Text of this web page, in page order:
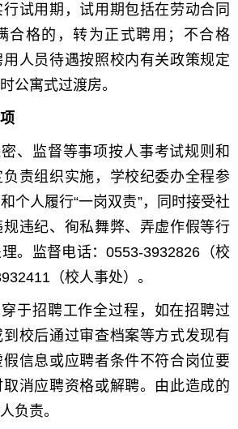
试用期，试用期包括在劳动合同
合格的，转为正式聘用；不合格
人员待遇按照校内有关政策规定
公寓式过渡房。
、监督等事项按人事考试规则和
责组织实施，学校纪委办全程参
个人履行“一岗双责”，同时接受社
违纪、徇私舞弊、弄虚作假等行
。监督电话：0553-3932826（校
（校人事处）。
于招聘工作全过程，如在招聘过
校后通过审查档案等方式发现有
信息或应聘者条件不符合岗位要
消应聘资格或解聘。由此造成的
负责。